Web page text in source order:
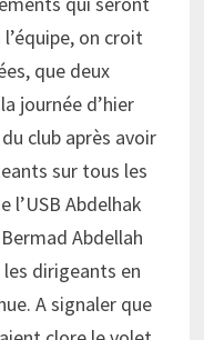
on croit
que deux
journée d’hier
club après avoir
sur tous les
l’USB Abdelhak
Abdellah
dirigeants en
A signaler que